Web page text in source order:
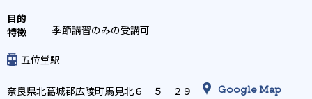
季節講習のみの受講可
五位堂駅
奈良県北葛城郡広陵町馬見北６－５－２９ Google Map